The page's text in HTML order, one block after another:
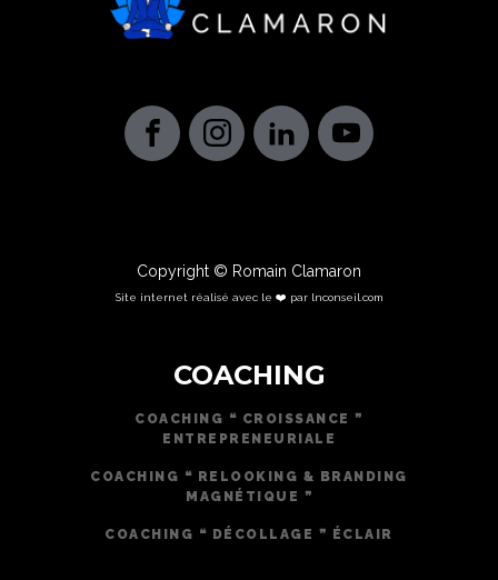
Copyright © Romain Clamaron
Site internet réalisé avec le ❤️ par lnconseil.com
COACHING
COACHING ❝ CROISSANCE ❞
ENTREPRENEURIALE
COACHING ❝ RELOOKING & BRANDING
MAGNÉTIQUE ❞
COACHING ❝ DÉCOLLAGE ❞ ÉCLAIR